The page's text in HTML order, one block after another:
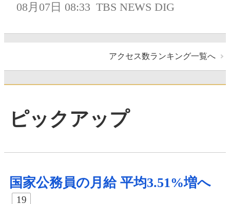
08月07日 08:33 TBS NEWS DIG
アクセス数ランキング一覧へ
ピックアップ
国家公務員の月給 平均3.51%増へ
19